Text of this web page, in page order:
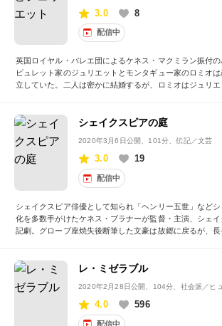
3.0 8
配信中
英国ロイヤル・バレエ団によるケネス・マクミラン振付
ピュレット家のジュリエットとモンタギュー家のロミオ
立していた。二人は密かに結婚するが、ロミオはジュリエ
シェイクスピアの庭
2020年3月6日公開、101分、伝記／文芸
3.0 19
配信中
シェイクスピア俳優として知られ「ヘンリー五世」など
化を多数手がけたケネス・ブラナーが監督・主演、シェ
記劇。グローブ座焼失後断筆した文豪は故郷に戻るが、長
レ・ミゼラブル
2020年2月28日公開、104分、社会派／ヒ
4.0 596
配信中